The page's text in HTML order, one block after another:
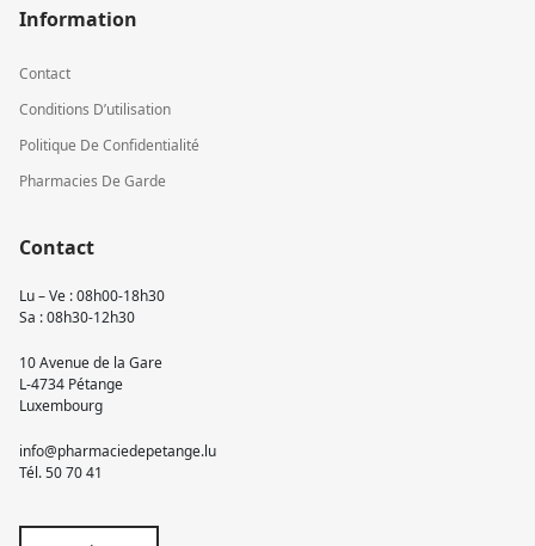
Information
Contact
Conditions D’utilisation
Politique De Confidentialité
Pharmacies De Garde
Contact
Lu – Ve : 08h00-18h30
Sa : 08h30-12h30
10 Avenue de la Gare
L-4734 Pétange
Luxembourg
info@pharmaciedepetange.lu
Tél.50 70 41